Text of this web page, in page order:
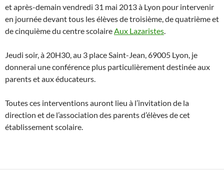
et après-demain vendredi 31 mai 2013 à Lyon pour intervenir
en journée devant tous les élèves de troisième, de quatrième et
de cinquième du centre scolaireAux Lazaristes.
Jeudi soir, à 20H30, au 3 place Saint-Jean, 69005 Lyon, je
donnerai une conférence plus particulièrement destinée aux
parents et aux éducateurs.
Toutes ces interventions auront lieu à l’invitation de la
direction et de l’association des parents d’élèves de cet
établissement scolaire.